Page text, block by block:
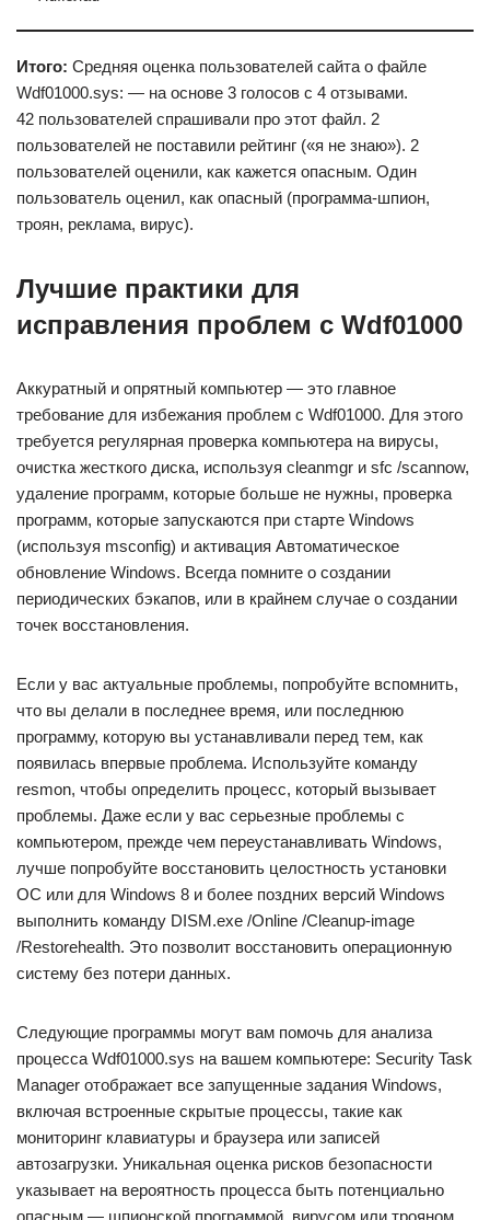
Итого: Средняя оценка пользователей сайта о файле
Wdf01000.sys: — на основе 3 голосов с 4 отзывами.
42 пользователей спрашивали про этот файл. 2
пользователей не поставили рейтинг («я не знаю»). 2
пользователей оценили, как кажется опасным. Один
пользователь оценил, как опасный (программа-шпион,
троян, реклама, вирус).
Лучшие практики для
исправления проблем с Wdf01000
Аккуратный и опрятный компьютер — это главное
требование для избежания проблем с Wdf01000. Для этого
требуется регулярная проверка компьютера на вирусы,
очистка жесткого диска, используя cleanmgr и sfc /scannow,
удаление программ, которые больше не нужны, проверка
программ, которые запускаются при старте Windows
(используя msconfig) и активация Автоматическое
обновление Windows. Всегда помните о создании
периодических бэкапов, или в крайнем случае о создании
точек восстановления.
Если у вас актуальные проблемы, попробуйте вспомнить,
что вы делали в последнее время, или последнюю
программу, которую вы устанавливали перед тем, как
появилась впервые проблема. Используйте команду
resmon, чтобы определить процесс, который вызывает
проблемы. Даже если у вас серьезные проблемы с
компьютером, прежде чем переустанавливать Windows,
лучше попробуйте восстановить целостность установки
ОС или для Windows 8 и более поздних версий Windows
выполнить команду DISM.exe /Online /Cleanup-image
/Restorehealth. Это позволит восстановить операционную
систему без потери данных.
Следующие программы могут вам помочь для анализа
процесса Wdf01000.sys на вашем компьютере: Security Task
Manager отображает все запущенные задания Windows,
включая встроенные скрытые процессы, такие как
мониторинг клавиатуры и браузера или записей
автозагрузки. Уникальная оценка рисков безопасности
указывает на вероятность процесса быть потенциально
опасным — шпионской программой, вирусом или трояном.